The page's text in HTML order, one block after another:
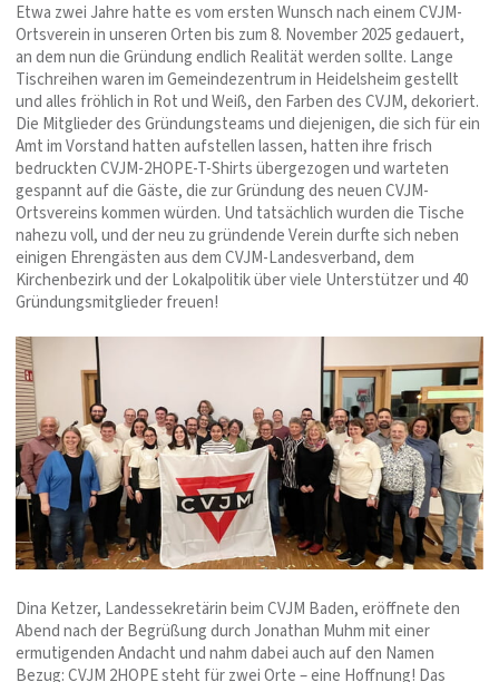
Etwa zwei Jahre hatte es vom ersten Wunsch nach einem CVJM-
Ortsverein in unseren Orten bis zum 8. November 2025 gedauert,
an dem nun die Gründung endlich Realität werden sollte. Lange
Tischreihen waren im Gemeindezentrum in Heidelsheim gestellt
und alles fröhlich in Rot und Weiß, den Farben des CVJM, dekoriert.
Die Mitglieder des Gründungsteams und diejenigen, die sich für ein
Amt im Vorstand hatten aufstellen lassen, hatten ihre frisch
bedruckten CVJM-2HOPE-T-Shirts übergezogen und warteten
gespannt auf die Gäste, die zur Gründung des neuen CVJM-
Ortsvereins kommen würden. Und tatsächlich wurden die Tische
nahezu voll, und der neu zu gründende Verein durfte sich neben
einigen Ehrengästen aus dem CVJM-Landesverband, dem
Kirchenbezirk und der Lokalpolitik über viele Unterstützer und 40
Gründungsmitglieder freuen!
Dina Ketzer, Landessekretärin beim CVJM Baden, eröffnete den
Abend nach der Begrüßung durch Jonathan Muhm mit einer
ermutigenden Andacht und nahm dabei auch auf den Namen
Bezug: CVJM 2HOPE steht für zwei Orte – eine Hoffnung! Das